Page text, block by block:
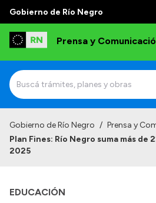
Gobierno de Río Negro
Prensa y
Institucional
Referentes de prensa
Gobierno de Río Negro / Prensa y
Plan Fines: Río Negro suma más de
2025
EDUCACIÓN